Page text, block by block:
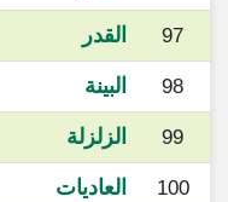
97 القدر
98 البينة
99 الزلزلة
100 العاديات